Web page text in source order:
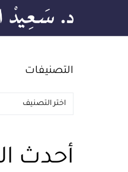
التصنيفات
أحدث